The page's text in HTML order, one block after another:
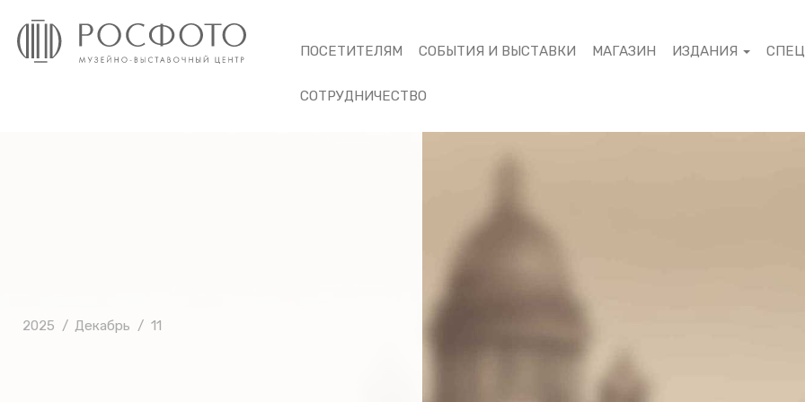
ПОСЕТИТЕЛЯМ СОБЫТИЯ И ВЫСТАВКИ МАГАЗИН ИЗДАНИЯ
СОТРУДНИЧЕСТВО
2025 Декабрь 11